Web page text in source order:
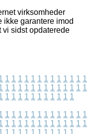
virksomheder
ikke garantere imod
sidst opdaterede
1 1 1 1 1 1 1 1 1 1 1 1 1
1 1 1 1 1 1 1 1 1 1 1 1 1
1 1 1 1 1 1 1 1 1 1 1
1 1 1 1 1 1 1 1 1 1 1 1 1
1 1 1 1 1 1 1 1 1 1 1 1 1
1 1 1 1 1 1 1 1 1 1 1